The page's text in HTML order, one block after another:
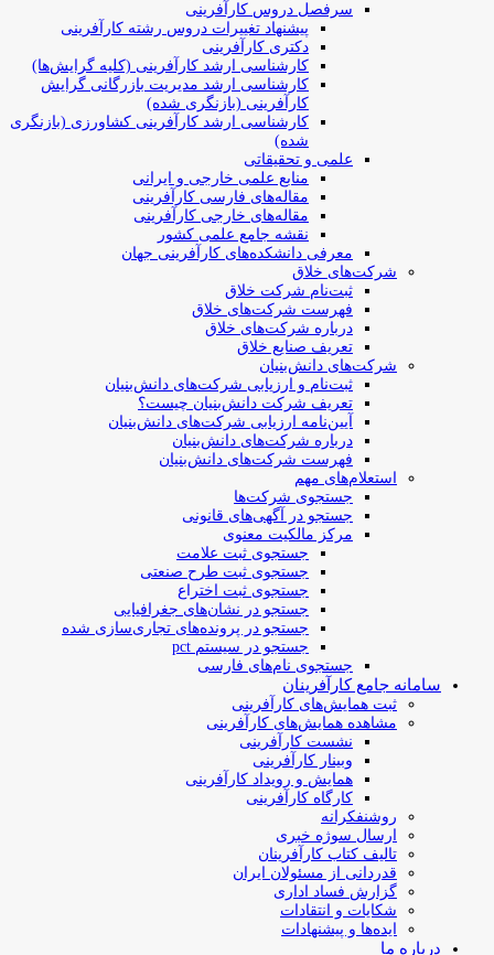
سرفصل دروس کارآفرینی
پیشنهاد تغییرات دروس رشته کارآفرینی
دکتری کارآفرینی
کارشناسی ارشد کارآفرینی (کلیه گرایش‌ها)
کارشناسی ارشد مدیریت بازرگانی گرایش
کارآفرینی (بازنگری شده)
کارشناسی ارشد کارآفرینی کشاورزی (بازنگری
شده)
علمی و تحقیقاتی
منابع علمی خارجی و ایرانی
مقاله‌های فارسی کارآفرینی
مقاله‌های خارجی کارآفرینی
نقشه جامع علمی کشور
معرفی دانشکده‌های کارآفرینی جهان
شرکت‌های خلاق
ثبت‌نام شرکت خلاق
فهرست شرکت‌های خلاق
درباره شرکت‌های خلاق
تعریف صنایع خلاق
شرکت‌های دانش‌بنیان
ثبت‌نام و ارزیابی شرکت‌های دانش‌بنیان
تعریف شرکت دانش‌بنیان چیست؟
آیین‌نامه ارزیابی شرکت‌های دانش‌بنیان
درباره شرکت‌های دانش‌بنیان
فهرست شرکت‌های دانش‌بنیان
استعلام‌های مهم
جستجوی شرکت‌ها
جستجو در آگهی‌های قانونی
مرکز مالکیت معنوی
جستجوی ثبت علامت
جستجوی ثبت طرح صنعتی
جستجوی ثبت اختراع
جستجو در نشان‌های جغرافیایی
جستجو در پرونده‌های تجاری‌سازی شده
جستجو در سیستم pct
جستجوی نام‌های فارسی
سامانه جامع کارآفرینان
ثبت همایش‌های کارآفرینی
مشاهده همایش‌های کارآفرینی
نشست کارآفرینی
وبینار کارآفرینی
همایش و رویداد کارآفرینی
کارگاه کارآفرینی
روشنفکرانه
ارسال سوژه‌ خبری
تالیف کتاب کارآفرینان
قدردانی از مسئولان ایران
گزارش فساد اداری
شکایات و انتقادات
ایده‌ها و پیشنهادات
درباره ما